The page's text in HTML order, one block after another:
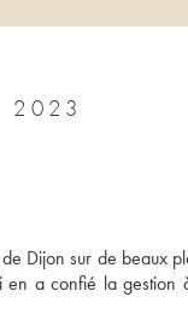
2023
Dijon sur de beaux
en a confié la gestion